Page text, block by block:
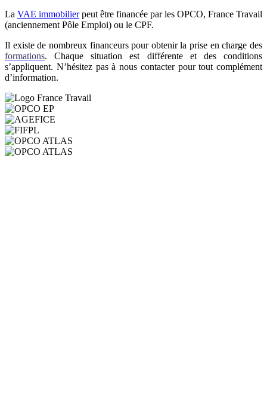
La VAE immobilierpeut être financée par les OPCO, France Travail
(anciennement Pôle Emploi) ou le CPF.
Il existe de nombreux financeurs pour obtenir la prise en charge des
formations. Chaque situation est différente et des conditions
s’appliquent. N’hésitez pas à nous contacter pour tout complément
d’information.